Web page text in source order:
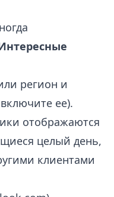
регион и
ее).
отображаются
целый день,
клиентами